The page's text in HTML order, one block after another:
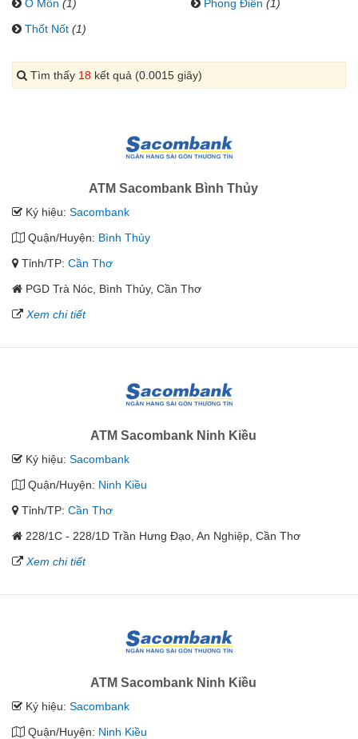
Ô Môn (1) Phong Điền (1)
Thốt Nốt (1)
Tìm thấy 18 kết quả (0.0015 giây)
ATM Sacombank Bình Thủy
Ký hiệu: Sacombank
Quận/Huyện: Bình Thủy
Tỉnh/TP: Cần Thơ
PGD Trà Nóc, Bình Thủy, Cần Thơ
Xem chi tiết
ATM Sacombank Ninh Kiều
Ký hiệu: Sacombank
Quận/Huyện: Ninh Kiều
Tỉnh/TP: Cần Thơ
228/1C - 228/1D Trần Hưng Đạo, An Nghiệp, Cần Thơ
Xem chi tiết
ATM Sacombank Ninh Kiều
Ký hiệu: Sacombank
Quận/Huyện: Ninh Kiều